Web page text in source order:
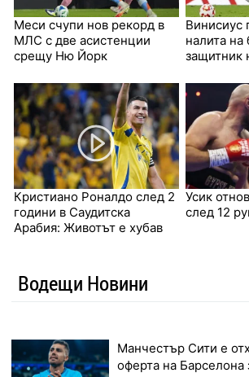
Меси счупи нов рекорд в
МЛС с две асистенции
срещу Ню Йорк
Винисиус
налита
защитник
Кристиано Роналдо след 2
години в Саудитска
Арабия: Животът е хубав
Усик
след 12
Водещи Новини
Манчестър Сити е
оферта на Барселона